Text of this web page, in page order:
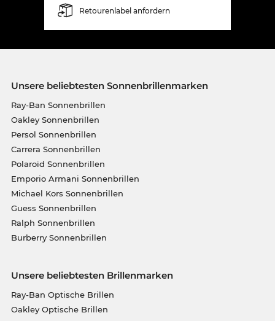
Retourenlabel anfordern
Unsere beliebtesten Sonnenbrillenmarken
Ray-Ban Sonnenbrillen
Oakley Sonnenbrillen
Persol Sonnenbrillen
Carrera Sonnenbrillen
Polaroid Sonnenbrillen
Emporio Armani Sonnenbrillen
Michael Kors Sonnenbrillen
Guess Sonnenbrillen
Ralph Sonnenbrillen
Burberry Sonnenbrillen
Unsere beliebtesten Brillenmarken
Ray-Ban Optische Brillen
Oakley Optische Brillen